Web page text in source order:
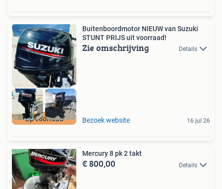
Op voorraad
Buitenboordmotor NIEUW van Suzuki
STUNT PRIJS uit voorraad!
Zie omschrijving Details
Bezoek website 16 jul 26
Mercury 8 pk 2 takt
€ 800,00 Details